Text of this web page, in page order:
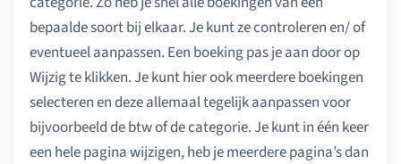
bepaalde soort bij elkaar. Je kunt ze controleren en/ of
eventueel aanpassen. Een boeking pas je aan door op
Wijzig te klikken. Je kunt hier ook meerdere boekingen
selecteren en deze allemaal tegelijk aanpassen voor
bijvoorbeeld de btw of de categorie. Je kunt in één keer
een hele pagina wijzigen, heb je meerdere pagina’s dan